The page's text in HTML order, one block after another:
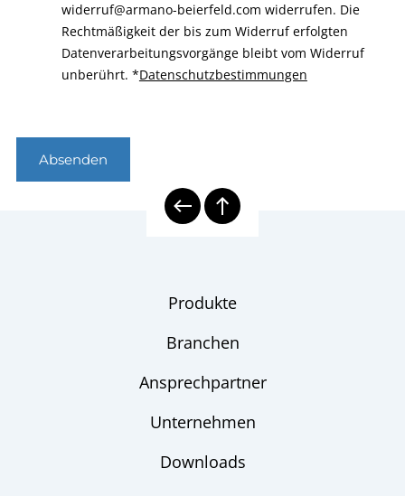
widerruf@armano-beierfeld.com widerrufen. Die
Rechtmäßigkeit der bis zum Widerruf erfolgten
Datenverarbeitungsvorgänge bleibt vom Widerruf
unberührt. *Datenschutzbestimmungen
Absenden
Produkte
Branchen
Ansprechpartner
Unternehmen
Downloads